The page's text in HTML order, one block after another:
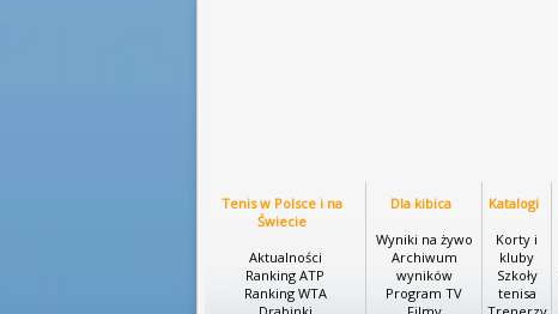
Tenis w Polsce i na
Świecie
Aktualności
Ranking ATP
Ranking WTA
Dla kibica
Wyniki na żywo
Archiwum
wyników
Program TV
Katalogi
Korty i
kluby
Szkoły
tenisa